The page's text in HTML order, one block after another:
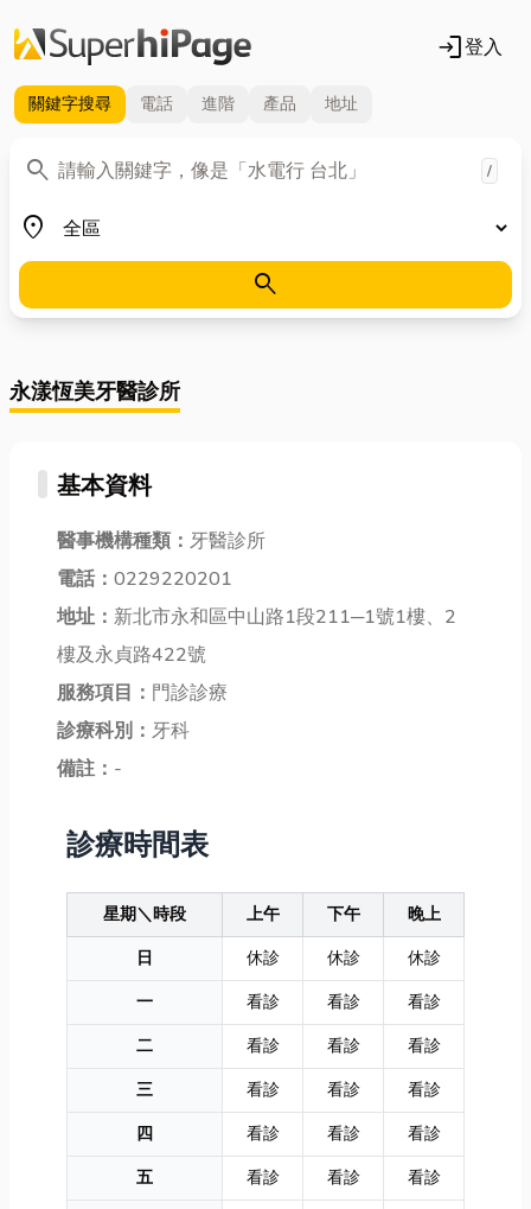
login登入
關鍵字搜尋 電話 進階 產品 地址
search
關鍵字 /
place
地區
search
永漾恆美牙醫診所
基本資料
醫事機構種類： 牙醫診所
電話： 0229220201
地址： 新北市永和區中山路1段211─1號1樓、2
樓及永貞路422號
服務項目： 門診診療
診療科別： 牙科
備註： -
診療時間表
星期＼時段 上午 下午
晚上
日
休診 休診
休診
一
看診 看診
看診
二
看診 看診
看診
三
看診 看診
看診
四
看診 看診
看診
五
看診 看診
看診